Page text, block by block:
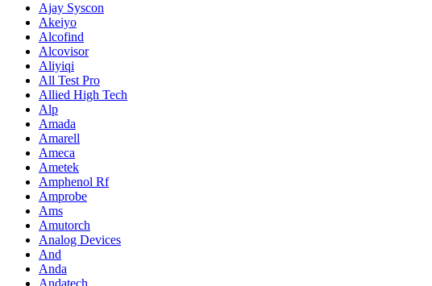
Ajay Syscon
Akeiyo
Alcofind
Alcovisor
Aliyiqi
All Test Pro
Allied High Tech
Alp
Amada
Amarell
Ameca
Ametek
Amphenol Rf
Amprobe
Ams
Amutorch
Analog Devices
And
Anda
Andatech